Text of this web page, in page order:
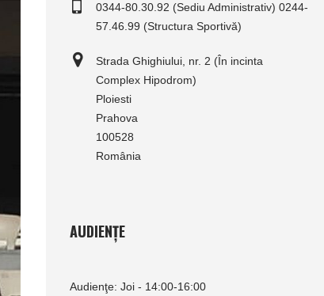
0344-80.30.92 (Sediu Administrativ) 0244-
57.46.99 (Structura Sportivă)
Strada Ghighiului, nr. 2 (În incinta
Complex Hipodrom)
Ploiesti
Prahova
100528
România
AUDIENȚE
Audienţe: Joi - 14:00-16:00